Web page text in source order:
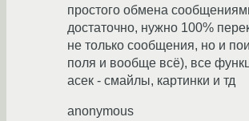
простого обмена
достаточно, нужно 100%
не только сообщения, но и
поля и вообще всё), все
асек - смайлы, картинки и тд
anonymous